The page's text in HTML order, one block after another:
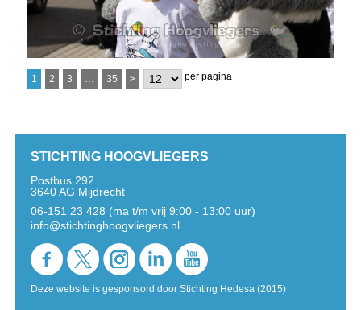
1 2 3 … 35 > per pagina
STICHTING HOOGVLIEGERS
Postbus 292
3640 AG Mijdrecht
06-151 23 428 (ma t/m vrij 9:00 - 13:00 uur)
info@stichtinghoogvliegers.nl
Deze website is gesponsord door Stichting Hedesa (2015)